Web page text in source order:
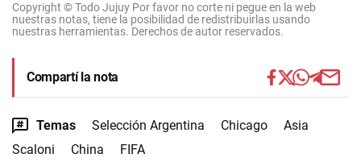
Copyright © Todo Jujuy Por favor no corte ni pegue en la web
nuestras notas, tiene la posibilidad de redistribuirlas usando
nuestras herramientas. Derechos de autor reservados.
Compartí la nota
Temas Selección Argentina Chicago
Asia
Scaloni
China FIFA